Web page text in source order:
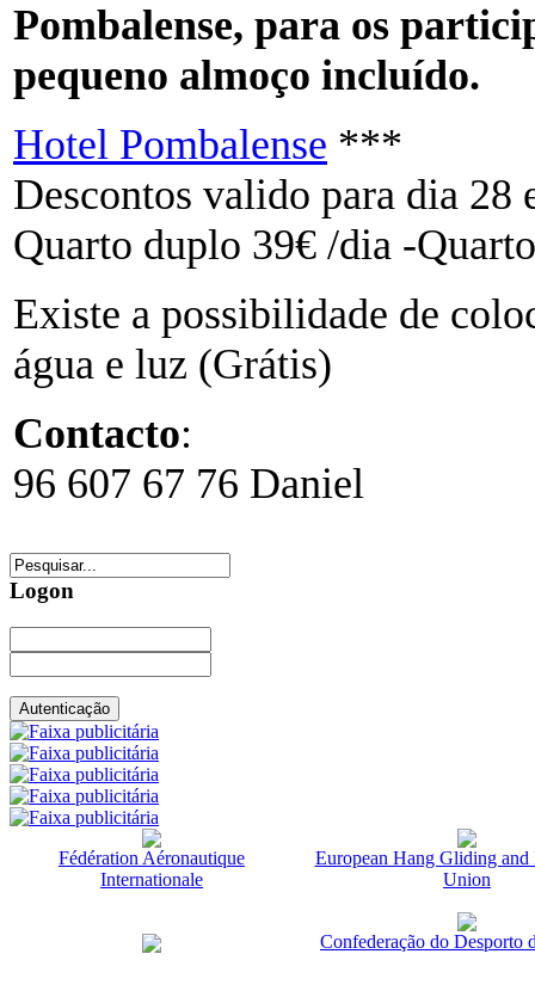
Pombalense, para os
pequeno almoço incluído.
Hotel Pombalense ***
Descontos valido para dia 28
Quarto duplo 39€ /dia -
Existe a possibilidade de
água e luz (Grátis)
Contacto:
96 607 67 76 Daniel
Logon
Fédération Aéronautique
Internationale
European Hang Gliding and
Union
Confederação do Desporto